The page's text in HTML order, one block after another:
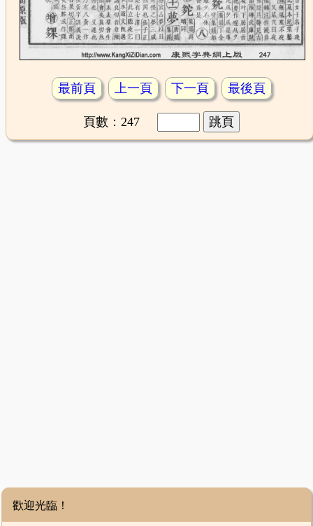
最前頁 上一頁 下一頁 最後頁
頁數：247
歡迎光臨！